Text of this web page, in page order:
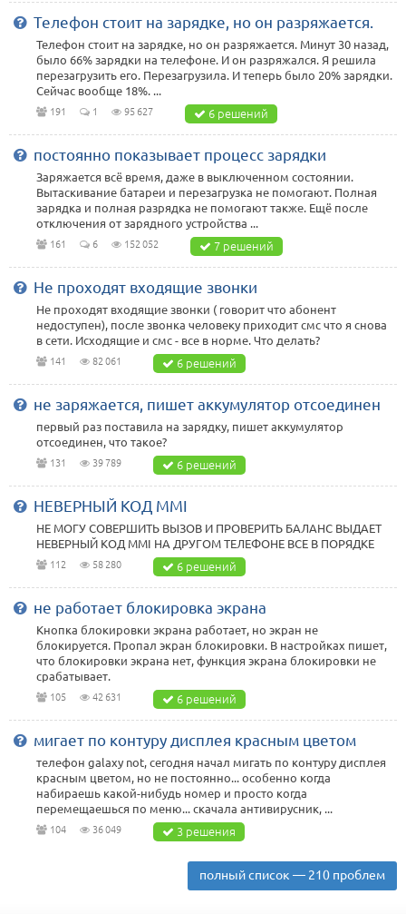
Телефон стоит на зарядке, но он разряжается.
Телефон стоит на зарядке, но он разряжается. Минут 30 назад,
было 66% зарядки на телефоне. И он разряжался. Я решила
перезагрузить его. Перезагрузила. И теперь было 20% зарядки.
Сейчас вообще 18%. ...
191 1 95 627 6 решений
постоянно показывает процесс зарядки
Заряжается всё время, даже в выключенном состоянии.
Вытаскивание батареи и перезагрузка не помогают. Полная
зарядка и полная разрядка не помогают также. Ещё после
отключения от зарядного устройства ...
161 6 152 052 7 решений
Не проходят входящие звонки
Не проходят входящие звонки ( говорит что абонент
недоступен), после звонка человеку приходит смс что я снова
в сети. Исходящие и смс - все в норме. Что делать?
141 82 061 6 решений
не заряжается, пишет аккумулятор отсоединен
первый раз поставила на зарядку, пишет аккумулятор
отсоединен, что такое?
131 39 789 6 решений
НЕВЕРНЫЙ КОД MMI
НЕ МОГУ СОВЕРШИТЬ ВЫЗОВ И ПРОВЕРИТЬ БАЛАНС ВЫДАЕТ
НЕВЕРНЫЙ КОД MMI НА ДРУГОМ ТЕЛЕФОНЕ ВСЕ В ПОРЯДКЕ
112 58 280 6 решений
не работает блокировка экрана
Кнопка блокировки экрана работает, но экран не
блокируется. Пропал экран блокировки. В настройках пишет,
что блокировки экрана нет, функция экрана блокировки не
срабатывает.
105 42 631 6 решений
мигает по контуру дисплея красным цветом
телефон galaxy not, сегодня начал мигать по контуру дисплея
красным цветом, но не постоянно... особенно когда
набираешь какой-нибудь номер и просто когда
перемещаешься по меню... скачала антивирусник, ...
104 36 049 3 решения
полный список — 210 проблем